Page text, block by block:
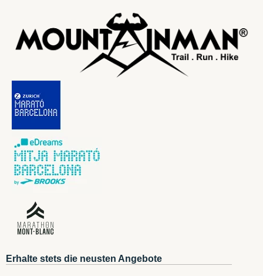
Erhalte stets die neusten Angebote